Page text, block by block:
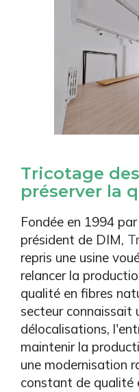
Tricotage
préserver la
Fondée en 1994
président de DIM,
repris une usine
relancer la
qualité en fibres
secteur connaissait
délocalisations,
maintenir la
une modernisation
constant de qualité